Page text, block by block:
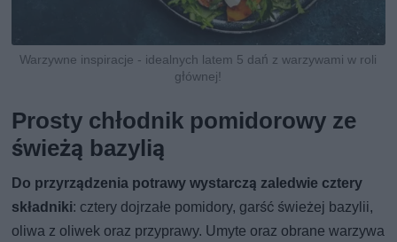
Warzywne inspiracje - idealnych latem 5 dań z warzywami w roli
głównej!
Prosty chłodnik pomidorowy ze
świeżą bazylią
Do przyrządzenia potrawy wystarczą zaledwie cztery
składniki: cztery dojrzałe pomidory, garść świeżej bazylii,
oliwa z oliwek oraz przyprawy. Umyte oraz obrane warzywa